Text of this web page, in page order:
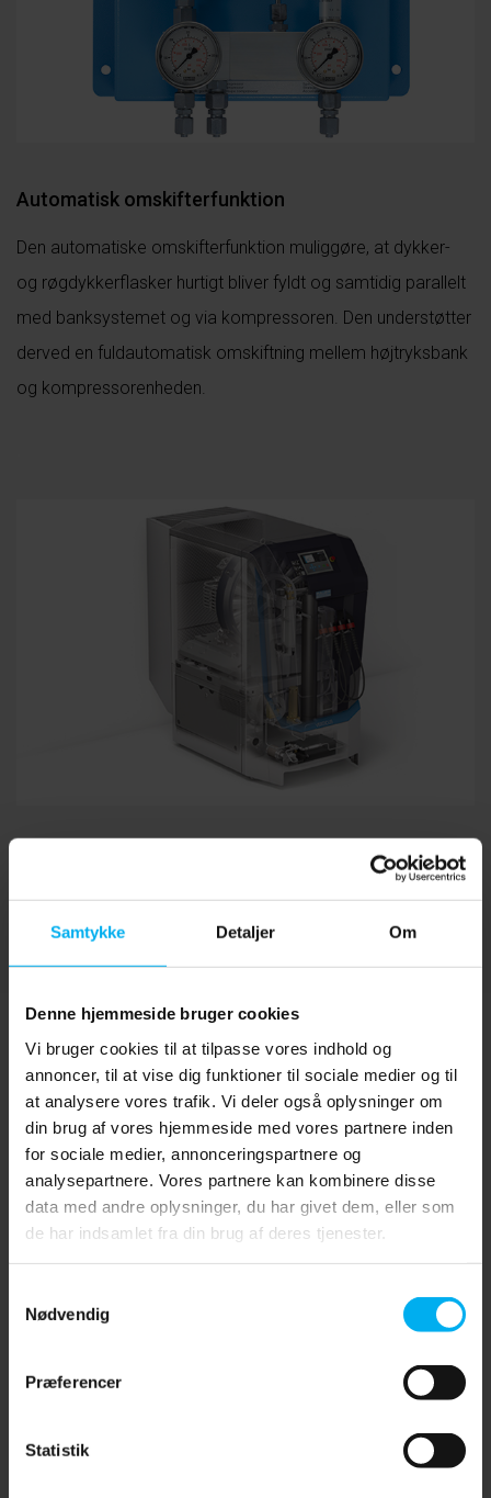
Samtykke Detaljer Om
Denne hjemmeside bruger cookies
Vi bruger cookies til at tilpasse vores indhold og
annoncer, til at vise dig funktioner til sociale medier og til
at analysere vores trafik. Vi deler også oplysninger om
din brug af vores hjemmeside med vores partnere inden
for sociale medier, annonceringspartnere og
analysepartnere. Vores partnere kan kombinere disse
data med andre oplysninger, du har givet dem, eller som
de har indsamlet fra din brug af deres tjenester.
Nødvendig
Præferencer
Statistik
Automatisk omskifterfunktion
Den automatiske omskifterfunktion muliggøre, at dykker-
og røgdykkerflasker hurtigt bliver fyldt og samtidig parallelt
med banksystemet og via kompressoren. Den understøtter
derved en fuldautomatisk omskiftning mellem højtryksbank
og kompressorenheden.
B-DETECTION PLUS i – integreret gasmålesystem
kompressoren, som overvåger alle gasser i henhold til DIN
I miljøer hvor omgivelsestemperaturen er særdeles høj, kan